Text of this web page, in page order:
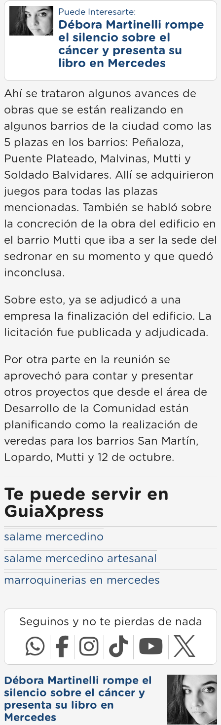
Puede Interesarte:
Débora Martinelli rompe
el silencio sobre el
cáncer y presenta su
libro en Mercedes
Ahí se trataron algunos avances de
obras que se están realizando en
algunos barrios de la ciudad como las
5 plazas en los barrios: Peñaloza,
Puente Plateado, Malvinas, Mutti y
Soldado Balvidares. Allí se adquirieron
juegos para todas las plazas
mencionadas. También se habló sobre
la concreción de la obra del edificio en
el barrio Mutti que iba a ser la sede del
sedronar en su momento y que quedó
inconclusa.
Sobre esto, ya se adjudicó a una
empresa la finalización del edificio. La
licitación fue publicada y adjudicada.
Por otra parte en la reunión se
aprovechó para contar y presentar
otros proyectos que desde el área de
Desarrollo de la Comunidad están
planificando como la realización de
veredas para los barrios San Martín,
Lopardo, Mutti y 12 de octubre.
Te puede servir en
GuiaXpress
salame mercedino
salame mercedino artesanal
marroquinerias en mercedes
Seguinos y no te pierdas de nada
Débora Martinelli rompe el
silencio sobre el cáncer y
presenta su libro en
Mercedes